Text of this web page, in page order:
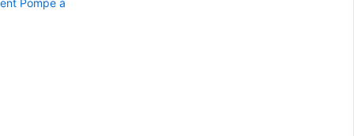
Pompe à